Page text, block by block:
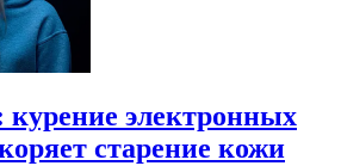
электронных
старение кожи